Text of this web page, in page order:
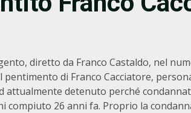
diretto da Franco Castaldo, nel
pentimento di Franco Cacciatore,
detenuto perché
26 anni fa. Proprio la